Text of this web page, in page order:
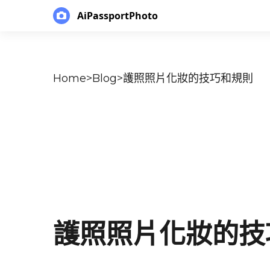
AiPassportPhoto
Home>Blog>護照照片化妝的技巧和規則
護照照片化妝的